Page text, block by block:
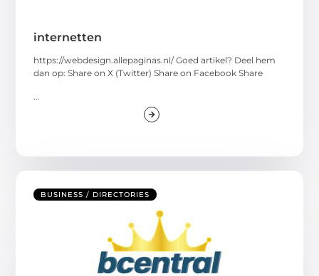
internetten
https://webdesign.allepaginas.nl/ Goed artikel? Deel hem
dan op: Share on X (Twitter) Share on Facebook Share
BUSINESS / DIRECTORIES